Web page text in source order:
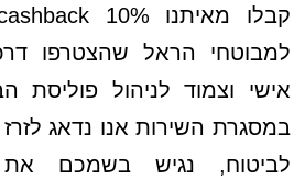
למבוטחי הראל שהצטרפו
אישי וצמוד לניהול פוליסת
במסגרת השירות אנו נדאג
לביטוח, נגיש בשמכם את